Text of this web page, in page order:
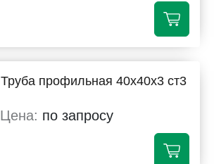
Труба профильная 40х40х3 ст3
по запросу